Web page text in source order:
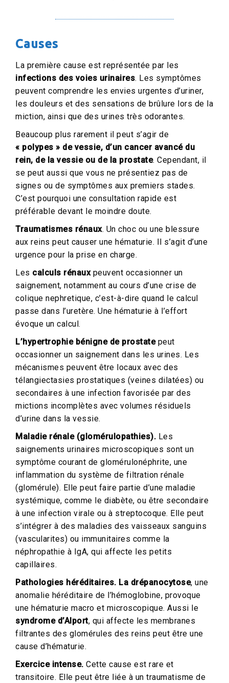
Causes
La première cause est représentée par les
infections des voies urinaires. Les symptômes
peuvent comprendre les envies urgentes d’uriner,
les douleurs et des sensations de brûlure lors de la
miction, ainsi que des urines très odorantes.
Beaucoup plus rarement il peut s’agir de
« polypes » de vessie, d’un cancer avancé du
rein, de la vessie ou de la prostate. Cependant, il
se peut aussi que vous ne présentiez pas de
signes ou de symptômes aux premiers stades.
C’est pourquoi une consultation rapide est
préférable devant le moindre doute.
Traumatismes rénaux. Un choc ou une blessure
aux reins peut causer une hématurie. Il s’agit d’une
urgence pour la prise en charge.
Les calculs rénauxpeuvent occasionner un
saignement, notamment au cours d’une crise de
colique nephretique, c’est-à-dire quand le calcul
passe dans l’uretère. Une hématurie à l’effort
évoque un calcul.
L’hypertrophie bénigne de prostatepeut
occasionner un saignement dans les urines. Les
mécanismes peuvent être locaux avec des
télangiectasies prostatiques (veines dilatées) ou
secondaires à une infection favorisée par des
mictions incomplètes avec volumes résiduels
d’urine dans la vessie.
Maladie rénale (glomérulopathies). Les
saignements urinaires microscopiques sont un
symptôme courant de glomérulonéphrite, une
inflammation du système de filtration rénale
(glomérule). Elle peut faire partie d’une maladie
systémique, comme le diabète, ou être secondaire
à une infection virale ou à streptocoque. Elle peut
s’intégrer à des maladies des vaisseaux sanguins
(vascularites) ou immunitaires comme la
néphropathie à IgA, qui affecte les petits
capillaires.
Pathologies héréditaires. La drépanocytose, une
anomalie héréditaire de l’hémoglobine, provoque
une hématurie macro et microscopique. Aussi le
syndrome d’Alport, qui affecte les membranes
filtrantes des glomérules des reins peut être une
cause d’hématurie.
Exercice intense. Cette cause est rare et
transitoire. Elle peut être liée à un traumatisme de